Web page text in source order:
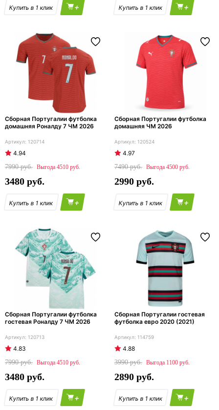
+ +
Сборная Португалии футболка
домашняя Роналду 7 ЧМ 2026
120714
4.94
7990
4510
3480
+
Сборная Португалии футболка
домашняя ЧМ 2026
120524
4.97
7490
4500
2990
+
Сборная Португалии футболка
гостевая Роналду 7 ЧМ 2026
120713
4.83
7990
4510
3480
+
Сборная Португалии гостевая
футболка евро 2020 (2021)
114759
4.88
3990
1100
2890
+